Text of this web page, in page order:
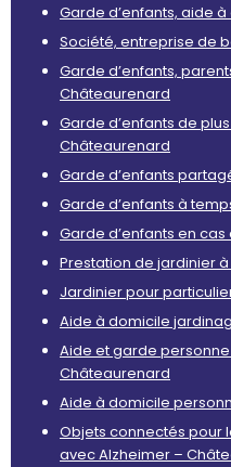
Garde d’enfants, aide
Société, entreprise de
Garde d’enfants,
Châteaurenard
Garde d’enfants de
Châteaurenard
Garde d’enfants
Garde d’enfants à
Garde d’enfants en
Prestation de jardinier
Jardinier pour
Aide à domicile
Aide et garde
Châteaurenard
Aide à domicile
Objets connectés pour
avec Alzheimer –